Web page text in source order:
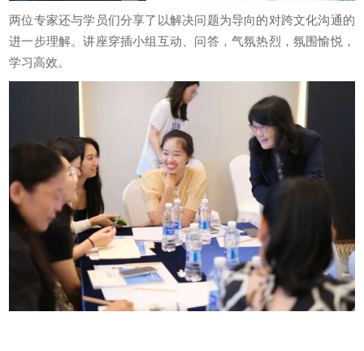
两位专家还与学员们分享了以解决问题为导向的对跨文化沟通的
进一步理解。讲座穿插小组互动、问答，气氛热烈，氛围愉悦，
学习高效。